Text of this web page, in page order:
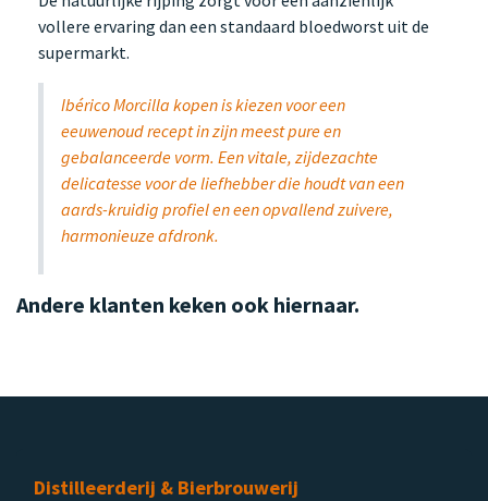
vollere ervaring dan een standaard bloedworst uit de
supermarkt.
Ibérico Morcilla kopen is kiezen voor een
eeuwenoud recept in zijn meest pure en
gebalanceerde vorm. Een vitale, zijdezachte
delicatesse voor de liefhebber die houdt van een
aards-kruidig profiel en een opvallend zuivere,
harmonieuze afdronk.
Andere klanten keken ook hiernaar.
Distilleerderij & Bierbrouwerij